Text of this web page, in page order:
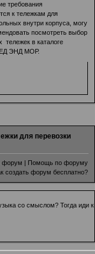
требования
к тележкам для
внутри корпуса, могу
посмотреть выбор
тележек в каталоге
ЭНД МОР.
для перевозки
форум | Помощь по форуму